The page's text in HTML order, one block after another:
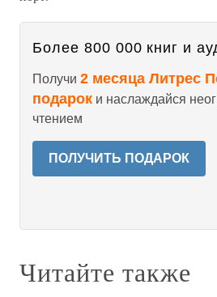
Более 800 000 книг и
Получи 2 месяца Литрес
подарок и наслаждайся
чтением
ПОЛУЧИТЬ ПОДАРОК
Читайте также